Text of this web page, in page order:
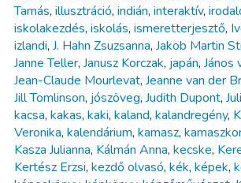
Tamás, illusztráció, indián, interaktív,
iskolakezdés, iskolás, ismeretterjesztő,
izlandi, J. Hahn Zsuzsanna, Jakob Martin
Janne Teller, Janusz Korczak, japán, János
Jean-Claude Mourlevat, Jeanne van der
Jill Tomlinson, jószöveg, Judith Dupont,
kacsa, kakas, kaki, kaland, kalandregény,
Veronika, kalendárium, kamasz,
Kasza Julianna, Kálmán Anna, kecske,
Kertész Erzsi, kezdő olvasó, kék, képek,